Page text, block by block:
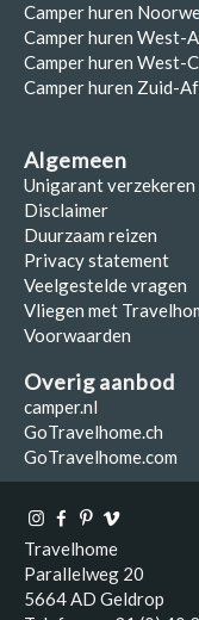
Camper huren
Camper huren West-
Camper huren West-
Camper huren Zuid-
Algemeen
Unigarant verzekeren
Disclaimer
Duurzaam reizen
Privacy statement
Veelgestelde vragen
Vliegen met
Voorwaarden
Overig aanbod
camper.nl
GoTravelhome.ch
GoTravelhome.com
Travelhome
Parallelweg 20
5664 AD Geldrop